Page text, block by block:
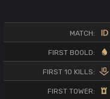
MATCH:
FIRST BOOLD:
FIRST 10 KILLS:
FIRST TOWER: